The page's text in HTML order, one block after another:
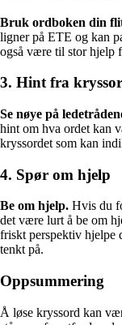
Bruk ordboken din
ligner på ETE og kan
også være til stor hjelp
3. Hint fra
Se nøye på
hint om hva ordet kan
kryssordet som kan
4. Spør om hjelp
Be om hjelp. Hvis du
det være lurt å be om
friskt perspektiv hjelpe
tenkt på.
Oppsummering
Å løse kryssord kan